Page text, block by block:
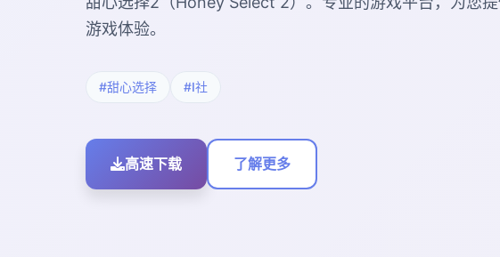
游戏体验。
#甜心选择 #I社
高速下载 了解更多